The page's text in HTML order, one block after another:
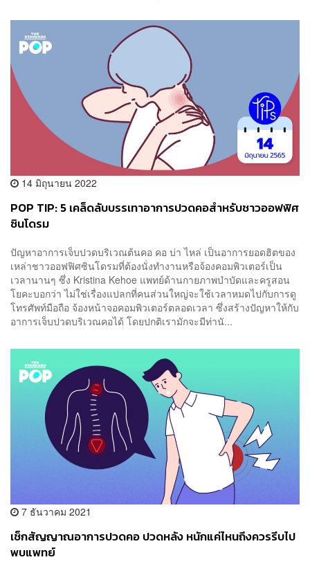
14 มิถุนายน 2022
POP TIP: 5 เคล็ดลับบรรเทาอาการปวดคอสำหรับชาวออฟฟิศ
ซินโดรม
ปัญหาอาการเจ็บปวดบริเวณต้นคอ คอ บ่า ไหล่ เป็นอาการยอดฮิตของ
เหล่าชาวออฟฟิศซินโดรมที่ต้องนั่งทำงานหรือจ้องคอมพิวเตอร์เป็น
เวลานานๆ ซึ่ง Kristina Kehoe แพทย์ด้านกายภาพบำบัดและครูสอน
โยคะบอกว่า ไม่ใช่เรื่องแปลกที่คนส่วนใหญ่จะใช้เวลาหมดไปกับการดู
โทรศัพท์มือถือ จ้องหน้าจอคอมพิวเตอร์ตลอดเวลา ซึ่งสร้างปัญหาให้กับ
อาการเจ็บปวดบริเวณคอได้ โดยปกติเรามักจะมีท่านั...
7 ธันวาคม 2021
เช็กสัญญาณอาการปวดคอ ปวดหลัง หนักแค่ไหนถึงควรรีบไป
พบแพทย์